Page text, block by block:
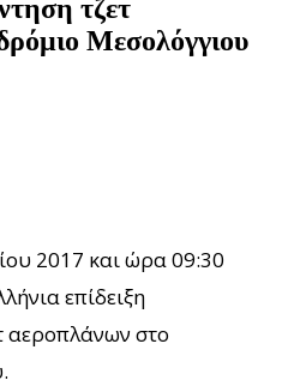
τζετ
Μεσολόγγιου
2017 και ώρα 09:30
επίδειξη
αεροπλάνων στο